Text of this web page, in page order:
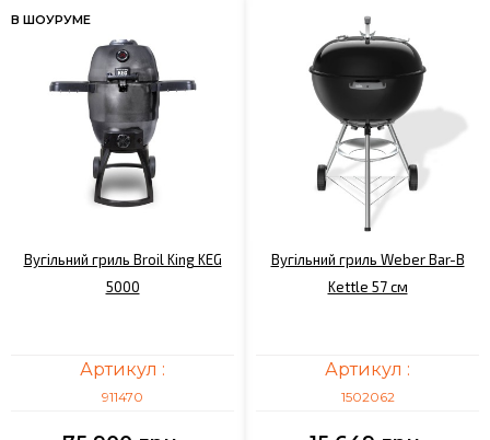
В ШОУРУМЕ
Вугільний гриль Broil King KEG
5000
Артикул :
911470
Вугільний гриль Weber Bar-B
Kettle 57 см
Артикул :
1502062